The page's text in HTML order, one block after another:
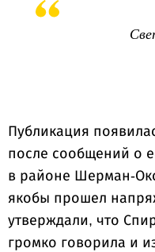
Публикация
после сообщений о
в районе Шерман-
якобы прошел
утверждали, что
громко говорила и